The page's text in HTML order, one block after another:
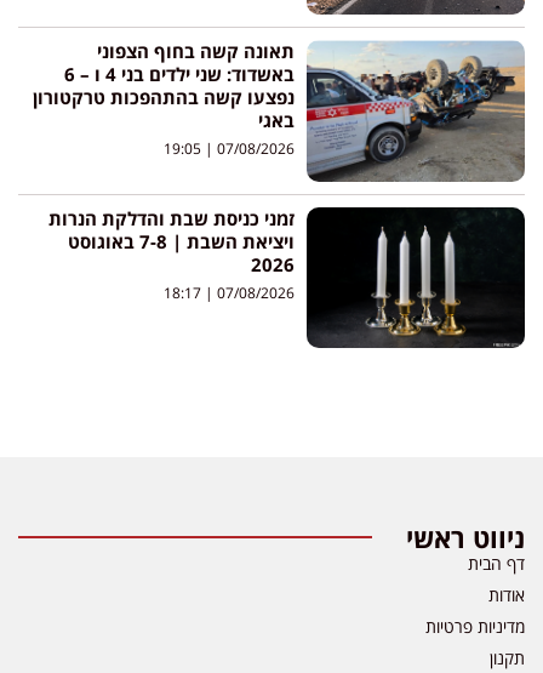
תאונה קשה בחוף הצפוני
באשדוד: שני ילדים בני 4 ו – 6
נפצעו קשה בהתהפכות טרקטורון
באגי
07/08/2026
זמני כניסת שבת והדלקת הנרות
ויציאת השבת | 7-8 באוגוסט
2026
07/08/2026
ניווט ראשי
דף הבית
אודות
מדיניות פרטיות
תקנון